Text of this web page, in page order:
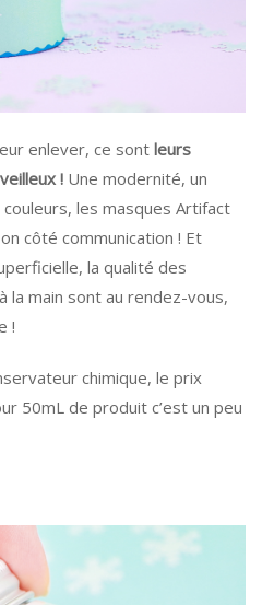
enlever, ce sont leurs
! Une modernité, un
les masques Artifact
côté communication ! Et
la qualité des
la main sont au rendez-vous,
!
chimique, le prix
50mL de produit c’est un peu